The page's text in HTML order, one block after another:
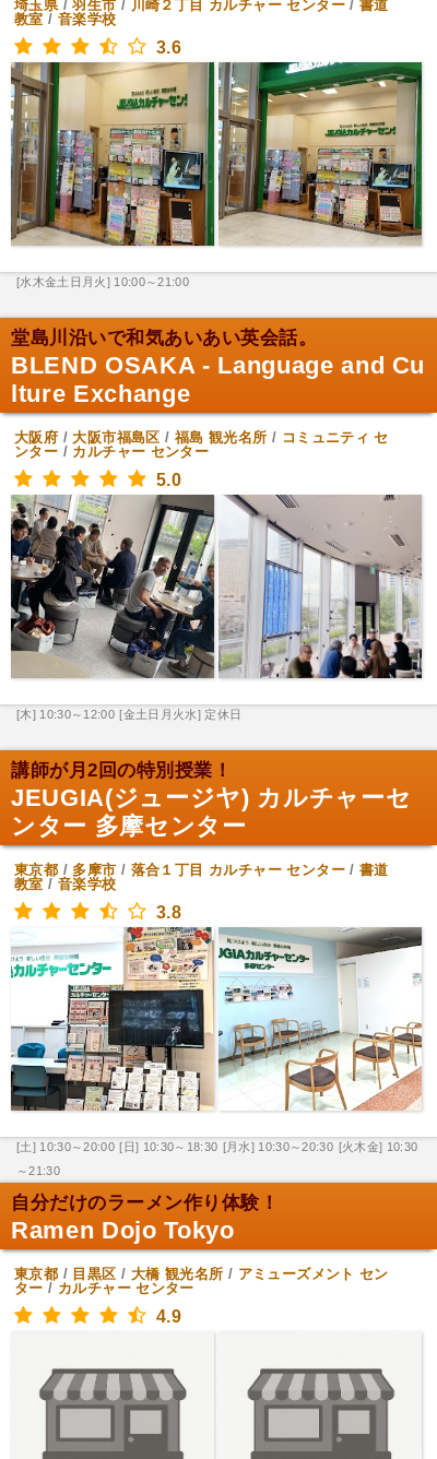
埼玉県/羽生市 / 川崎２丁目 カルチャー センター/書道
教室 / 音楽学校
3.6
[水木金土日月火] 10:00～21:00
堂島川沿いで和気あいあい英会話。
BLEND OSAKA - Language and Cu
lture Exchange
大阪府 /大阪市福島区 / 福島 観光名所 / コミュニティ セ
ンター / カルチャー センター
5.0
[木] 10:30～12:00 [金土日月火水] 定休日
講師が月2回の特別授業！
JEUGIA(ジュージヤ) カルチャーセ
ンター 多摩センター
東京都 / 多摩市 / 落合１丁目 カルチャー センター/書道
教室 / 音楽学校
3.8
[土] 10:30～20:00 [日] 10:30～18:30 [月水] 10:30～20:30 [火木金] 10:30
～21:30
自分だけのラーメン作り体験！
Ramen Dojo Tokyo
東京都 / 目黒区 / 大橋 観光名所 / アミューズメント セン
ター / カルチャー センター
4.9